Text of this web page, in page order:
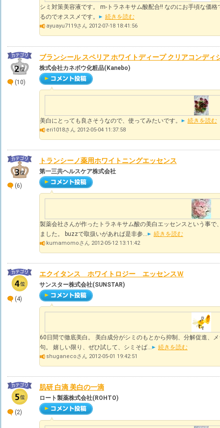
シミ対策美容液です。 m-トラネキサム酸配合!! なのにお手頃な価
るのでオススメです。
続きを読む
ayuayu7119さん 2012-07-18 18:41:56
(10)
ブランシール スペリア ホワイトディープ クリアコンディ
株式会社カネボウ化粧品(Kanebo)
美白にとっても良さそうなので、使ってみたいです。 続きを読む
eri1018さん 2012-05-04 11:37:58
(6)
トランシーノ薬用ホワイトニングエッセンス
第一三共ヘルスケア株式会社
製薬会社さんが作ったトラネキサム酸の美白エッセンスという事
ました。 buzzで取扱いがあれば是非参...
続きを読む
kumamomoさん 2012-05-12 13:11:42
(4)
エクイタンス ホワイトロジー エッセンスＷ
サンスター株式会社(SUNSTAR)
60日間で徹底美白。 美白成分がシミのもとから抑制、分解促進、
句。 嬉しい限り、ぜひ試して、シミそば...
続きを読む
shuganecoさん 2012-05-01 19:42:51
(2)
肌研 白滴 美白の一滴
ロート製薬株式会社(ROHTO)